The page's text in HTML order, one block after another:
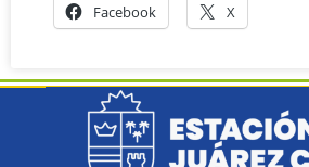
Facebook X